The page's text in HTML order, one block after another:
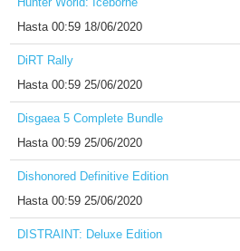
Hasta00:59 18/06/2020
DiRT Rally
Hasta00:59 25/06/2020
Disgaea 5 Complete Bundle
Hasta00:59 25/06/2020
Dishonored Definitive Edition
Hasta00:59 25/06/2020
DISTRAINT: Deluxe Edition